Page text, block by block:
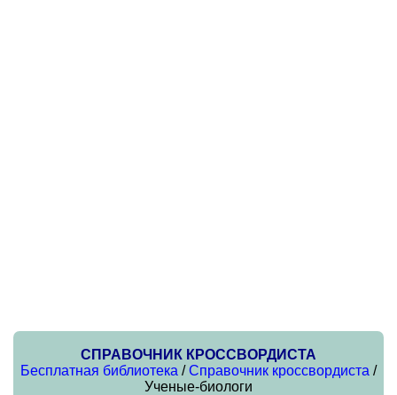
СПРАВОЧНИК КРОССВОРДИСТА
Бесплатная библиотека /Справочник кроссвордиста /
Ученые-биологи